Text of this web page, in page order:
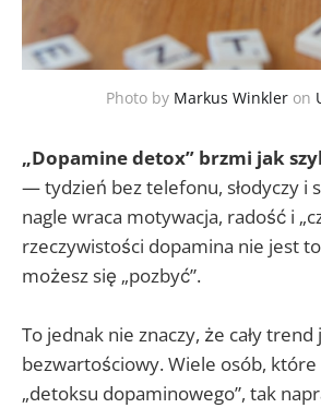
Photo by Markus Winkleron
„Dopamine detox” brzmi jak
— tydzień bez telefonu, słodyczy i
nagle wraca motywacja, radość i
rzeczywistości dopamina nie jest
możesz się „pozbyć”.
To jednak nie znaczy, że cały trend
bezwartościowy. Wiele osób,
„detoksu dopaminowego”, tak